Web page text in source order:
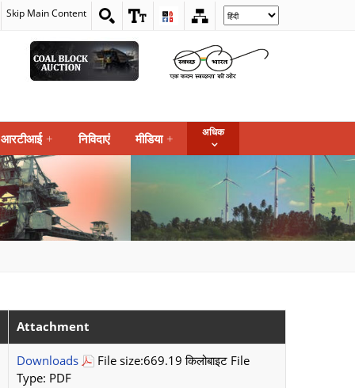
Skip Main Content
Select
your
आरटीआई + निविदाएं मीडिया + अधिक
Attachment
Downloads
File size:669.19 किलोबाइट File
Type: PDF